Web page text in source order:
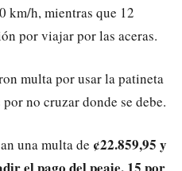
km/h, mientras que 12
por viajar por las aceras.
multa por usar la patineta
no cruzar donde se debe.
una multa de ¢22.859,95 y